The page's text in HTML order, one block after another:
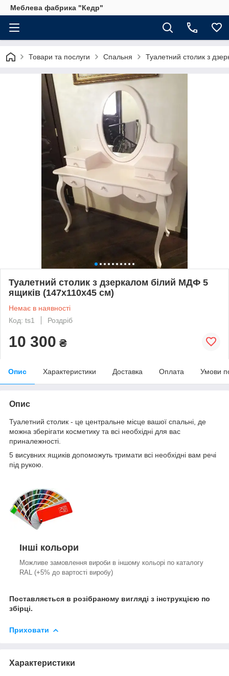
Меблева фабрика "Кедр"
Товари та послуги Спальня Туалетний столик з
Туалетний столик з дзеркалом білий МДФ 5
ящиків (147х110х45 см)
Немає в наявності
Код: ts1
Роздріб
10 300 ₴
Опис Характеристики Доставка Оплата Умови
Опис
Туалетний столик - це центральне місце вашої спальні, де
можна зберігати косметику та всі необхідні для вас
приналежності.
5 висувних ящиків допоможуть тримати всі необхідні вам речі
під рукою.
Інші кольори
Можливе замовлення вироби в іншому кольорі по каталогу
RAL (+5% до вартості виробу)
Поставляється в розібраному вигляді з інструкцією по
збірці.
Приховати
Характеристики